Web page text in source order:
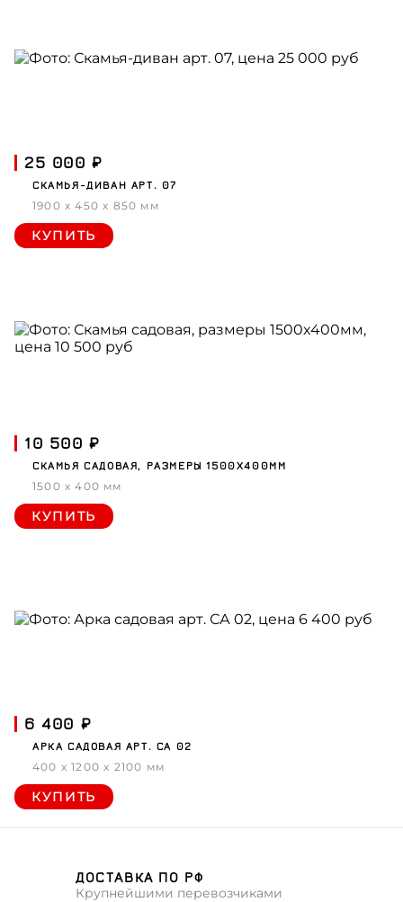
25 000 ₽
СКАМЬЯ-ДИВАН АРТ. 07
1900 x 450 x 850 мм
КУПИТЬ
10 500 ₽
СКАМЬЯ САДОВАЯ, РАЗМЕРЫ 1500Х400ММ
1500 x 400 мм
КУПИТЬ
6 400 ₽
АРКА САДОВАЯ АРТ. СА 02
400 x 1200 x 2100 мм
КУПИТЬ
ДОСТАВКА ПО РФ
Крупнейшими перевозчиками